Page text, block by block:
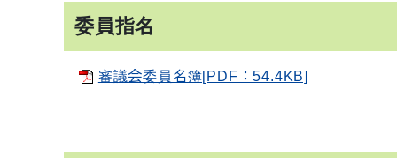
委員指名
審議会委員名簿[PDF：54.4KB]